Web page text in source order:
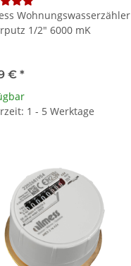
Wohnungswasserzähler
1/2" 6000 mK
€ *
1 - 5 Werktage